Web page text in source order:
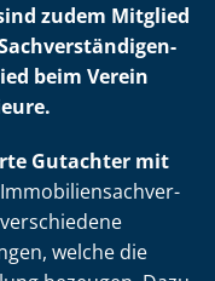
zudem Mitglied
beim Verein
Gutachter mit
welche die